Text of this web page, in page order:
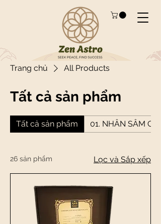
Trang chủ All Products
Tất cả sản phẩm
Tất cả sản phẩm 01. NHÂN SÂM
26 sản phẩm Lọc và Sắp xếp